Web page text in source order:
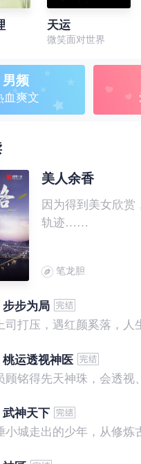
天运
微笑面对世界
男频
血爽文
美人余香
因为得到美女欣赏
轨迹……
笔龙胆
步步为局
桃运透视神医
武神天下